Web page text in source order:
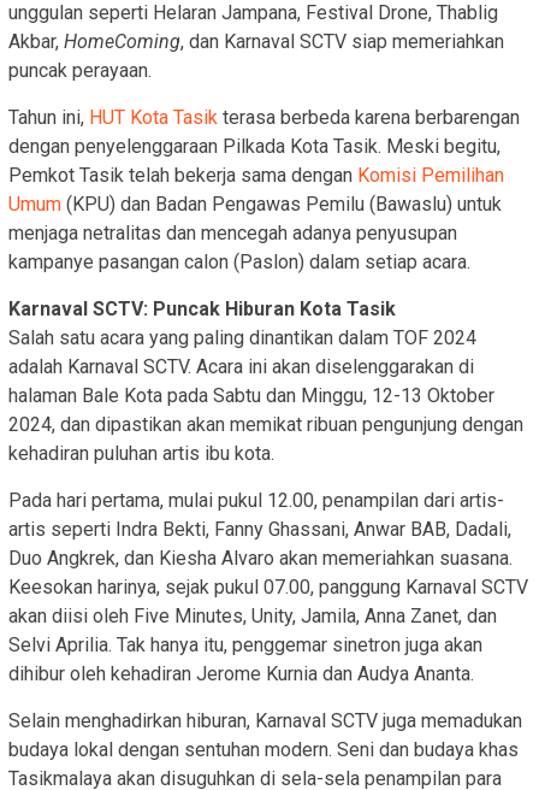
unggulan seperti Helaran Jampana, Festival Drone, Thablig
Akbar, HomeComing, dan Karnaval SCTV siap memeriahkan
puncak perayaan.
Tahun ini, HUT Kota Tasik terasa berbeda karena berbarengan
dengan penyelenggaraan Pilkada Kota Tasik. Meski begitu,
Pemkot Tasik telah bekerja sama dengan Komisi Pemilihan
Umum (KPU) dan Badan Pengawas Pemilu (Bawaslu) untuk
menjaga netralitas dan mencegah adanya penyusupan
kampanye pasangan calon (Paslon) dalam setiap acara.
Karnaval SCTV: Puncak Hiburan Kota Tasik
Salah satu acara yang paling dinantikan dalam TOF 2024
adalah Karnaval SCTV. Acara ini akan diselenggarakan di
halaman Bale Kota pada Sabtu dan Minggu, 12-13 Oktober
2024, dan dipastikan akan memikat ribuan pengunjung dengan
kehadiran puluhan artis ibu kota.
Pada hari pertama, mulai pukul 12.00, penampilan dari artis-
artis seperti Indra Bekti, Fanny Ghassani, Anwar BAB, Dadali,
Duo Angkrek, dan Kiesha Alvaro akan memeriahkan suasana.
Keesokan harinya, sejak pukul 07.00, panggung Karnaval SCTV
akan diisi oleh Five Minutes, Unity, Jamila, Anna Zanet, dan
Selvi Aprilia. Tak hanya itu, penggemar sinetron juga akan
dihibur oleh kehadiran Jerome Kurnia dan Audya Ananta.
Selain menghadirkan hiburan, Karnaval SCTV juga memadukan
budaya lokal dengan sentuhan modern. Seni dan budaya khas
Tasikmalaya akan disuguhkan di sela-sela penampilan para